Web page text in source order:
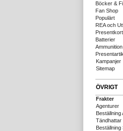
Böcker &
Fan Shop
Populärt
REA och
Presentkort
Batterier
Ammunition
Kampanjer
Sitemap
ÖVRIGT
Frakter
Agenturer
Beställning
Tändhattar